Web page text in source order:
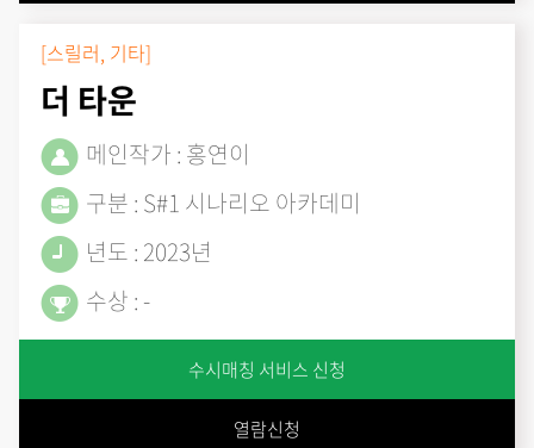
[스릴러, 기타]
더 타운
메인작가 : 홍연이
구분 : S#1 시나리오 아카데미
년도 : 2023년
수상 : -
수시매칭 서비스 신청
열람신청